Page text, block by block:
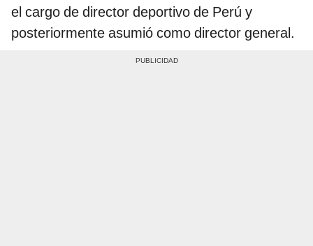
el cargo de director deportivo de Perú y
posteriormente asumió como director general.